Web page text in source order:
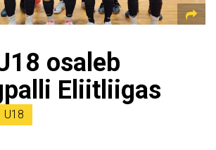
osaleb
Eliitliigas
U18